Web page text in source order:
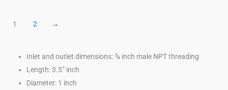
1 2 →
Inlet and outlet dimensions: ¾ inch male NPT threading
Length: 3.5” inch
Diameter: 1 inch